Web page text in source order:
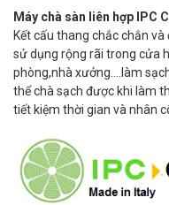
Máy chà sàn liên hợp IPC
Kết cấu thang chắc chắn
sử dụng rộng rãi trong cửa
phòng,nhà xưởng....làm
thể chà sạch được khi làm
tiết kiệm thời gian và nhân